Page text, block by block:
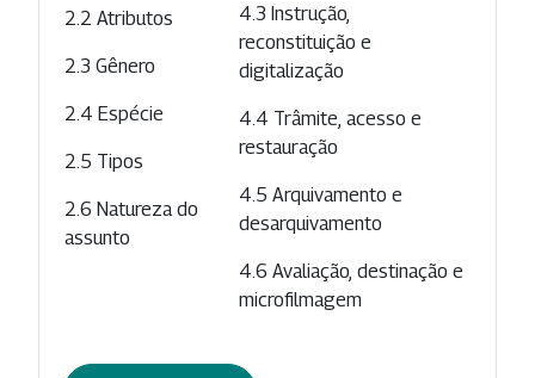
2.2 Atributos
2.3 Gênero
2.4 Espécie
2.5 Tipos
2.6 Natureza do
assunto
4.3 Instrução,
reconstituição e
digitalização
4.4 Trâmite, acesso e
restauração
4.5 Arquivamento e
desarquivamento
4.6 Avaliação, destinação e
microfilmagem